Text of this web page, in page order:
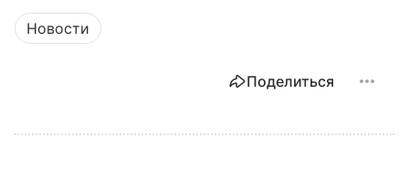
Новости
Поделиться